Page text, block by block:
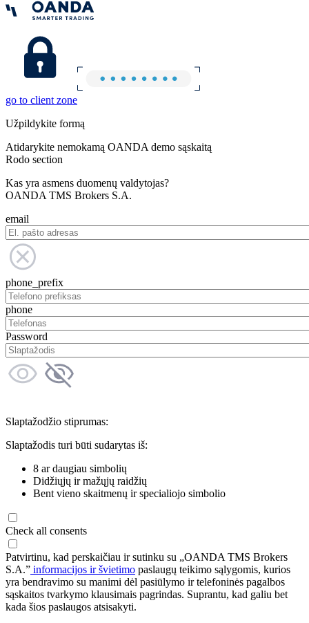
go to client zone
Užpildykite formą
Atidarykite nemokamą OANDA demo sąskaitą
Rodo section
Kas yra asmens duomenų valdytojas?
OANDA TMS Brokers S.A.
email
phone_prefix
phone
Password
Slaptažodžio stiprumas:
Slaptažodis turi būti sudarytas iš:
8 ar daugiau simbolių
Didžiųjų ir mažųjų raidžių
Bent vieno skaitmenų ir specialiojo simbolio
Check all consents
Patvirtinu, kad perskaičiau ir sutinku su „OANDA TMS Brokers
S.A.” informacijos ir švietimo paslaugų teikimo sąlygomis, kurios
yra bendravimo su manimi dėl pasiūlymo ir telefoninės pagalbos
sąskaitos tvarkymo klausimais pagrindas. Suprantu, kad galiu bet
kada šios paslaugos atsisakyti.